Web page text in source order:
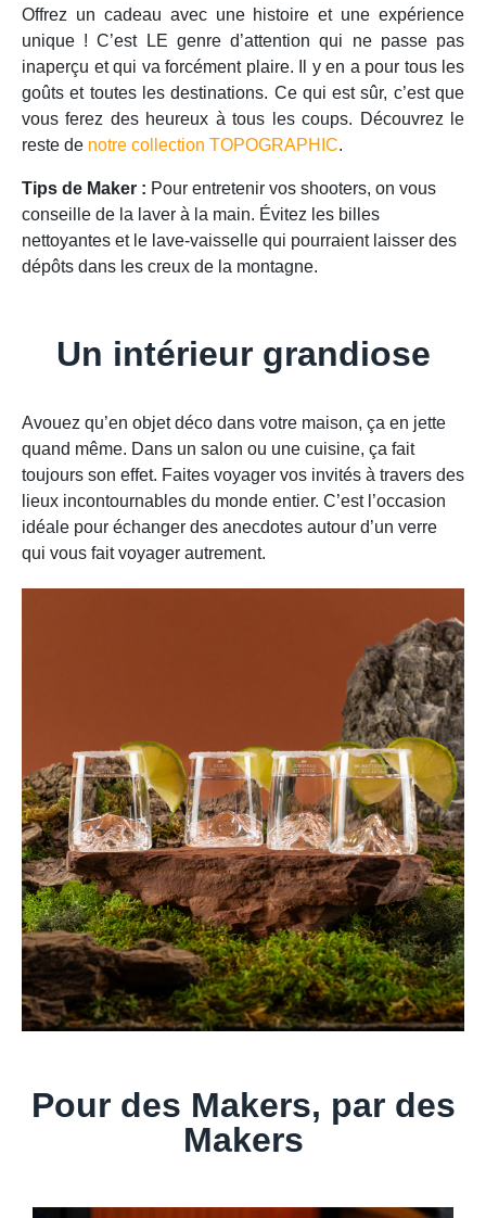
Offrez un cadeau avec une histoire et une expérience
unique ! C’est LE genre d’attention qui ne passe pas
inaperçu et qui va forcément plaire. Il y en a pour tous les
goûts et toutes les destinations. Ce qui est sûr, c’est que
vous ferez des heureux à tous les coups. Découvrez le
reste de notre collection TOPOGRAPHIC.
Tips de Maker : Pour entretenir vos shooters, on vous
conseille de la laver à la main. Évitez les billes
nettoyantes et le lave-vaisselle qui pourraient laisser des
dépôts dans les creux de la montagne.
Un intérieur grandiose
Avouez qu’en objet déco dans votre maison, ça en jette
quand même. Dans un salon ou une cuisine, ça fait
toujours son effet. Faites voyager vos invités à travers des
lieux incontournables du monde entier. C’est l’occasion
idéale pour échanger des anecdotes autour d’un verre
qui vous fait voyager autrement.
Pour des Makers, par des
Makers